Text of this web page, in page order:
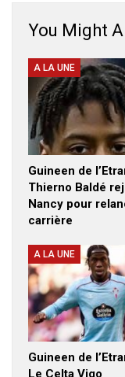
You Might
A LA UNE
Guineen de
Thierno Baldé
Nancy pour
carrière
A LA UNE
Guineen de
Le Celta Vigo